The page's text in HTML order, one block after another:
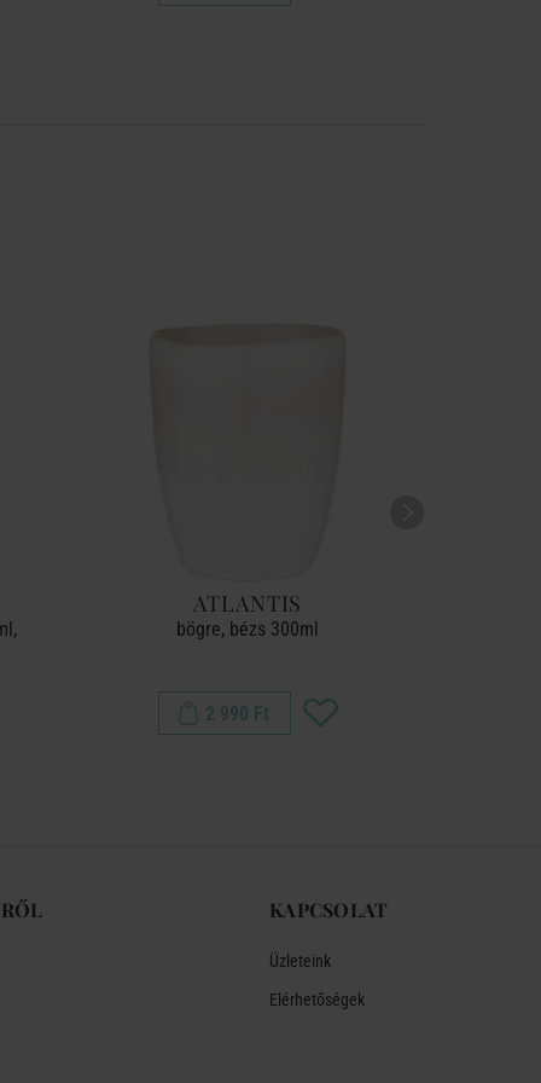
ATLANTIS
bögre, bézs 300ml
2 990 Ft
KAPCSOLAT
Üzleteink
Elérhetőségek